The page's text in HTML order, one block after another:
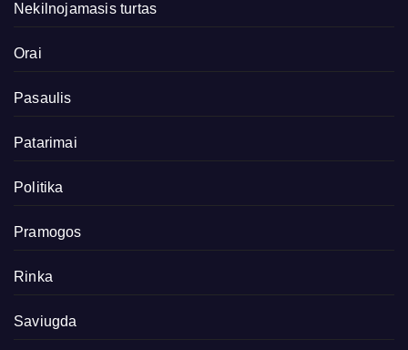
Nekilnojamasis turtas
Orai
Pasaulis
Patarimai
Politika
Pramogos
Rinka
Saviugda